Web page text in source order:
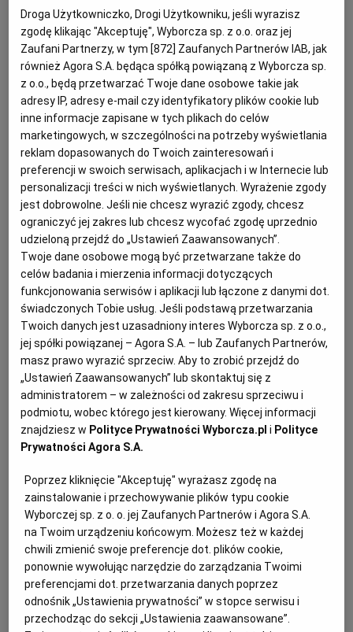
DOMOWE PRZETWORY
SOST, DIPY I INNE DODATKI
KUCHNIA MEKSYKAŃSKA
KUCHNIA INDYJSKA
KUCHNIA HISZPAŃSKA
KUCHNIA NIEMIECKA
GLIWICE
GORZÓW WIELKOPOLSKI
KALISZ
KATOWICE
KIELCE
KOSZALIN
KRAKÓW
LUBLIN
ŁÓDŹ
OPOLE
PŁOCK
POZNAŃ
WYBORCZA TV I VOD
TYLKO ZDROWIE
KSIĄŻKI. MAGAZYN DO CZYTANIA
NASZA EUROPA
SŁÓWKA. MAGAZYN O JĘZYKU
BIQDATA
JUTRONAUCI
ARCHIWUM
INNE SERWISY
GAZETA.PL
TOK FM
SPORT.PL
PUBLIO.PL
KULTURALNYSKLEP.PL
ZDROWIE
POGODA
PODRÓŻE
zakupy. To właśnie o tych wszystkich
wyzwaniach myśleli inżynierowie firmy
Haier, projektujący nową lodówkę Cube
HTF-610DSN7.
Cube HTF-610DSN7 to ciekawie zaprojektowane,
czterodrzwiowe urządzenie w rozmiarze XXL ze
świeżość przechowywanych produktów i autorskim
systemem antybakteryjnym ABT. Haier twierdzi, że
potrafi on usunąć aż 99,9% bakterii.
Wielką ciekawostką jest to, że przy standardowych
wymiarach lodówki udało się wygospodarować aż 20%
więcej miejsca do przechowywania żywności. Dzięki
Droga Użytkowniczko, Drogi Użytkowniku, jeśli wyrazisz
zgodę klikając "Akceptuję", Wyborcza sp. z o.o. oraz jej
Zaufani Partnerzy, w tym [872] Zaufanych Partnerów IAB, jak
również Agora S.A. będąca spółką powiązaną z Wyborcza sp.
z o.o., będą przetwarzać Twoje dane osobowe takie jak
adresy IP, adresy e-mail czy identyfikatory plików cookie lub
inne informacje zapisane w tych plikach do celów
marketingowych, w szczególności na potrzeby wyświetlania
reklam dopasowanych do Twoich zainteresowań i
preferencji w swoich serwisach, aplikacjach i w Internecie lub
personalizacji treści w nich wyświetlanych. Wyrażenie zgody
jest dobrowolne. Jeśli nie chcesz wyrazić zgody, chcesz
ograniczyć jej zakres lub chcesz wycofać zgodę uprzednio
udzieloną przejdź do „Ustawień Zaawansowanych”.
Twoje dane osobowe mogą być przetwarzane także do
celów badania i mierzenia informacji dotyczących
funkcjonowania serwisów i aplikacji lub łączone z danymi dot.
świadczonych Tobie usług. Jeśli podstawą przetwarzania
Twoich danych jest uzasadniony interes Wyborcza sp. z o.o.,
jej spółki powiązanej – Agora S.A. – lub Zaufanych Partnerów,
masz prawo wyrazić sprzeciw. Aby to zrobić przejdź do
„Ustawień Zaawansowanych” lub skontaktuj się z
administratorem – w zależności od zakresu sprzeciwu i
podmiotu, wobec którego jest kierowany. Więcej informacji
znajdziesz w Polityce Prywatności Wyborcza.pl i Polityce
Prywatności Agora S.A.
Poprzez kliknięcie "Akceptuję" wyrażasz zgodę na
zainstalowanie i przechowywanie plików typu cookie
Wyborczej sp. z o. o. jej Zaufanych Partnerów i Agora S.A.
na Twoim urządzeniu końcowym. Możesz też w każdej
chwili zmienić swoje preferencje dot. plików cookie,
ponownie wywołując narzędzie do zarządzania Twoimi
preferencjami dot. przetwarzania danych poprzez
odnośnik „Ustawienia prywatności” w stopce serwisu i
przechodząc do sekcji „Ustawienia zaawansowane”.